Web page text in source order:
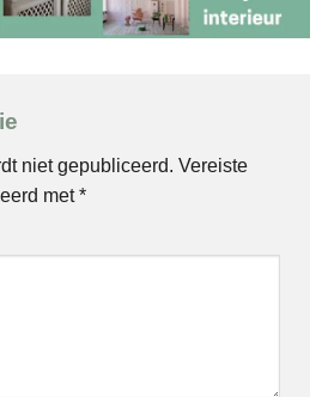
niet gepubliceerd. Vereiste
met*